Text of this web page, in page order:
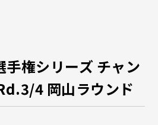
権シリーズ チャン
4 岡山ラウンド